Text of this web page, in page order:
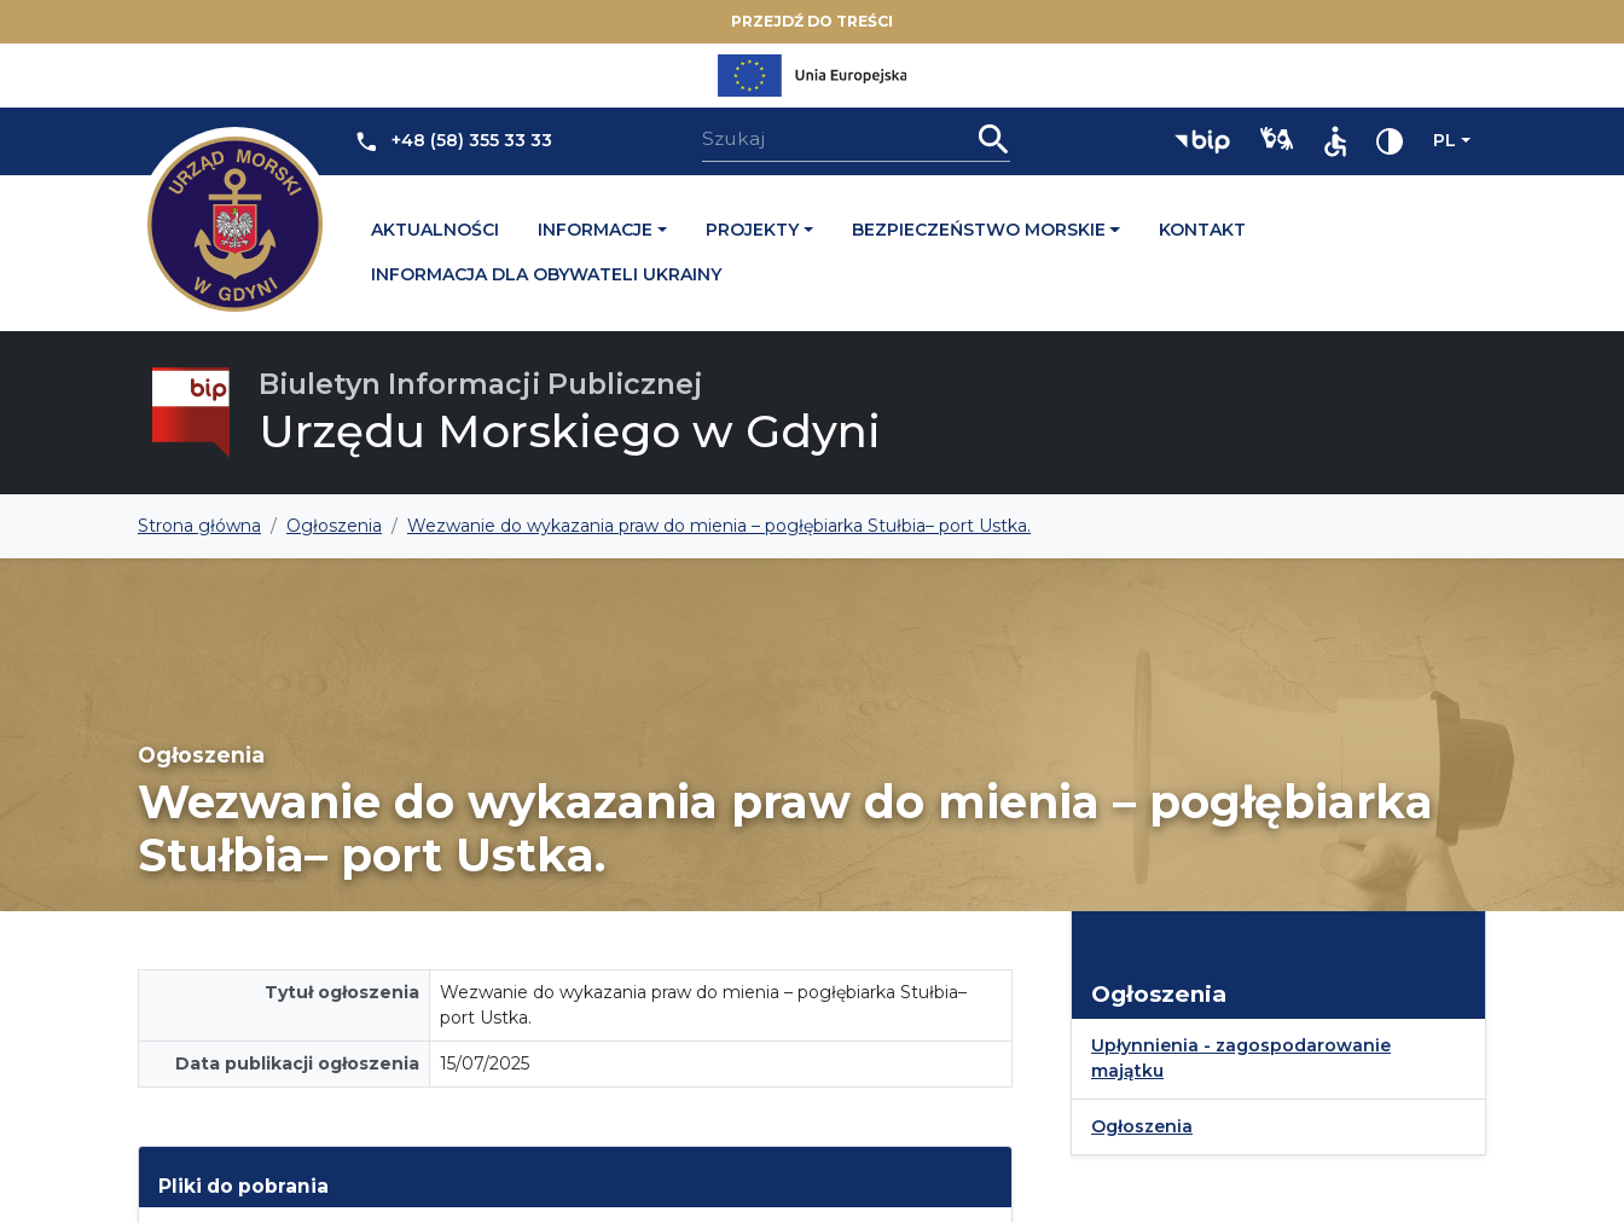
PRZEJDŹ DO TREŚCI
+48 (58) 355 33 33 PL
AKTUALNOŚCI INFORMACJE PROJEKTY BEZPIECZEŃSTWO MORSKIE KONTAKT
INFORMACJA DLA OBYWATELI UKRAINY
Biuletyn Informacji Publicznej
Urzędu Morskiego w Gdyni
Strona główna Ogłoszenia Wezwanie do wykazania praw do mienia – pogłębiarka Stułbia– port Ustka.
Ogłoszenia
Wezwanie do wykazania praw do mienia – pogłębiarka
Stułbia– port Ustka.
Tytuł ogłoszenia
Wezwanie do wykazania praw do mienia – pogłębiarka Stułbia–
port Ustka.
Data publikacji ogłoszenia 15/07/2025
Pliki do pobrania
Ogłoszenia
Upłynnienia - zagospodarowanie
majątku
Ogłoszenia